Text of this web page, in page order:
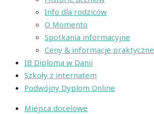
Info dla rodziców
O Momento
Spotkania informacyjne
Ceny & informacje praktyczne
IB Diploma w Danii
Szkoły z internatem
Podwójny Dyplom Online
Miejsca docelowe